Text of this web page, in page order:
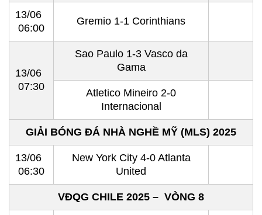
13/06
06:00
Gremio 1-1 Corinthians
13/06
07:30
Sao Paulo 1-3 Vasco da
Gama
Atletico Mineiro 2-0
Internacional
GIẢI BÓNG ĐÁ NHÀ NGHỀ MỸ (MLS) 2025
13/06
06:30
New York City 4-0 Atlanta
United
VĐQG CHILE 2025 – VÒNG 8